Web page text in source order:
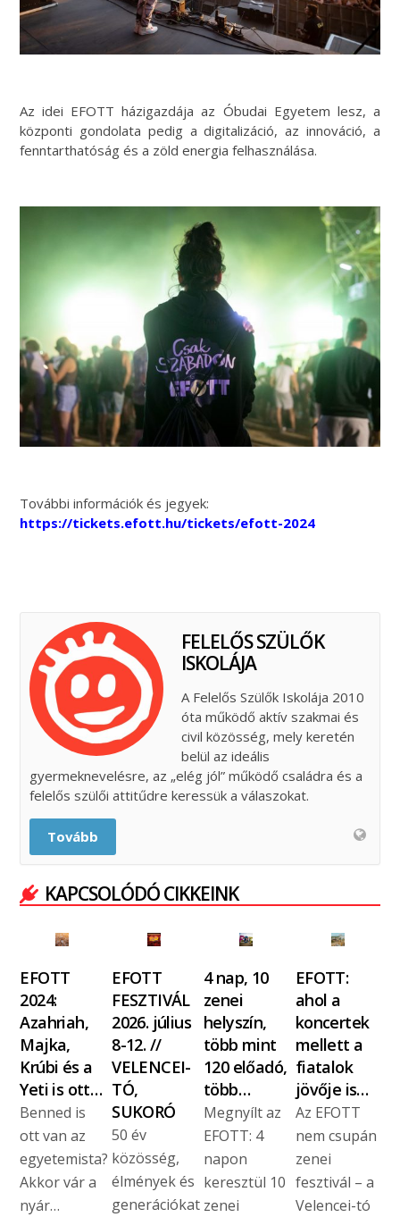
Az idei EFOTT házigazdája az Óbudai Egyetem lesz, a
központi gondolata pedig a digitalizáció, az innováció, a
fenntarthatóság és a zöld energia felhasználása.
További információk és jegyek:
https://tickets.efott.hu/tickets/efott-2024
FELELŐS SZÜLŐK
ISKOLÁJA
A Felelős Szülők Iskolája 2010
óta működő aktív szakmai és
civil közösség, mely keretén
belül az ideális
gyermeknevelésre, az „elég jól” működő családra és a
felelős szülői attitűdre keressük a válaszokat.
Tovább
KAPCSOLÓDÓ CIKKEINK
EFOTT
2024:
Azahriah,
Majka,
Krúbi és a
Yeti is ott…
Benned is
ott van az
egyetemista?
Akkor vár a
nyár…
EFOTT
FESZTIVÁL
2026. július
8-12. //
VELENCEI-
TÓ,
SUKORÓ
50 év
közösség,
élmények és
generációkat
4 nap, 10
zenei
helyszín,
több mint
120 előadó,
több…
Megnyílt az
EFOTT: 4
napon
keresztül 10
zenei
EFOTT:
ahol a
koncertek
mellett a
fiatalok
jövője is…
Az EFOTT
nem csupán
zenei
fesztivál – a
Velencei-tó